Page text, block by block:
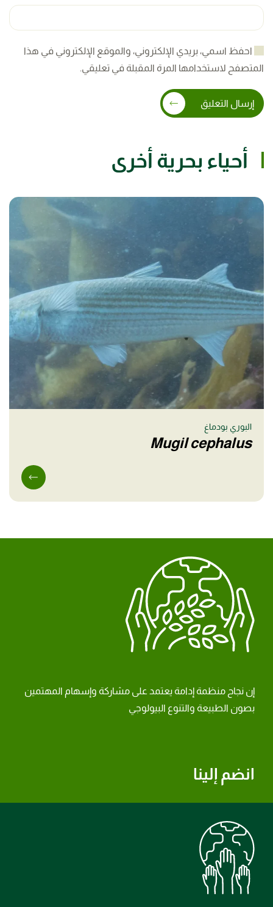
احفظ اسمي، بريدي الإلكتروني، والموقع الإلكتروني في هذا
المتصفح لاستخدامها المرة المقبلة في تعليقي.
إرسال التعليق
أحياء بحرية أخرى
البوري بودماغ
Mugil cephalus
انضم إلينا
إن نجاح منظمة إدامة يعتمد على مشاركة وإسهام المهتمين
بصون الطبيعة والتنوع البيولوجي